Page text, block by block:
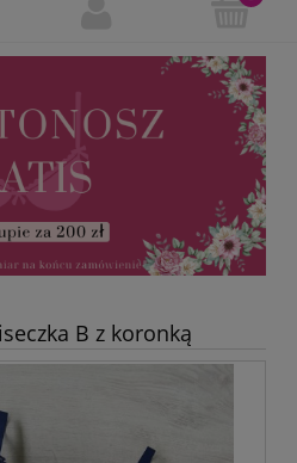
B z koronką